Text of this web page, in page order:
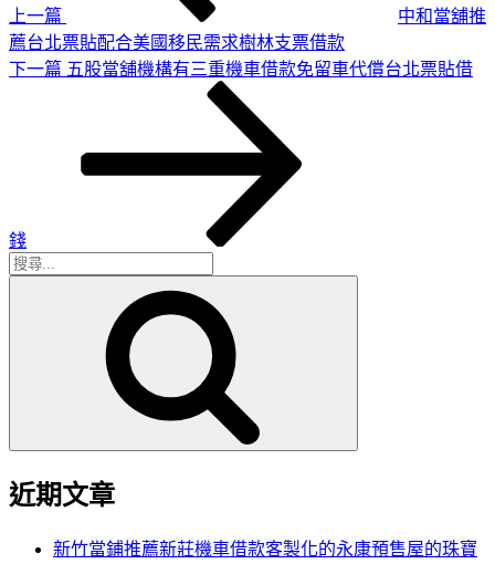
上一篇
中和當舖推
薦台北票貼配合美國移民需求樹林支票借款
下
下一篇 五股當舖機構有三重機車借款免留車代償台北票貼借
錢
搜
近期文章
新竹當鋪推薦新莊機車借款客製化的永康預售屋的珠寶